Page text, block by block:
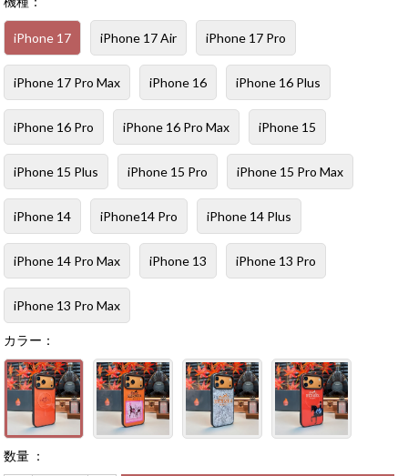
iPhone 17 iPhone 17 Air iPhone 17 Pro
iPhone 17 Pro Max iPhone 16 iPhone 16 Plus
iPhone 16 Pro iPhone 16 Pro Max iPhone 15
iPhone 15 Plus iPhone 15 Pro iPhone 15 Pro Max
iPhone 14 iPhone14 Pro iPhone 14 Plus
iPhone 14 Pro Max iPhone 13 iPhone 13 Pro
iPhone 13 Pro Max
カラー：
数量 ：